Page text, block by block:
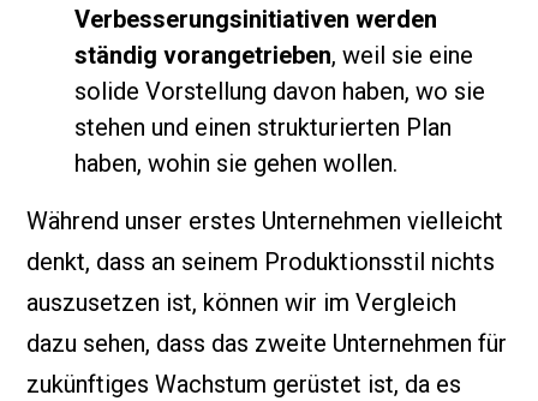
Verbesserungsinitiativen werden
ständig vorangetrieben, weil sie eine
solide Vorstellung davon haben, wo sie
stehen und einen strukturierten Plan
haben, wohin sie gehen wollen.
Während unser erstes Unternehmen vielleicht
denkt, dass an seinem Produktionsstil nichts
auszusetzen ist, können wir im Vergleich
dazu sehen, dass das zweite Unternehmen für
zukünftiges Wachstum gerüstet ist, da es